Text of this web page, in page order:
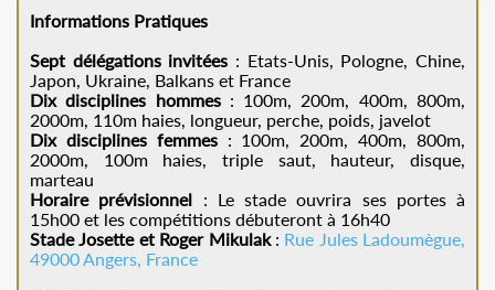
Informations Pratiques
Sept délégations invitées : Etats-Unis, Pologne, Chine,
Japon, Ukraine, Balkans et France
Dix disciplines hommes: 100m, 200m, 400m, 800m,
2000m, 110m haies, longueur, perche, poids, javelot
Dix disciplines femmes: 100m, 200m, 400m, 800m,
2000m, 100m haies, triple saut, hauteur, disque,
marteau
Horaire prévisionnel : Le stade ouvrira ses portes à
15h00 et les compétitions débuteront à 16h40
Stade Josette et Roger Mikulak: Rue Jules Ladoumègue,
49000 Angers, France